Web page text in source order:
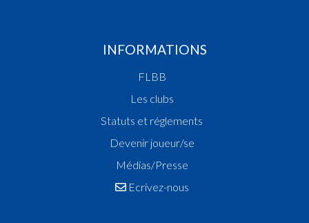
INFORMATIONS
FLBB
Les clubs
Statuts et réglements
Devenir joueur/se
Médias/Presse
Ecrivez-nous